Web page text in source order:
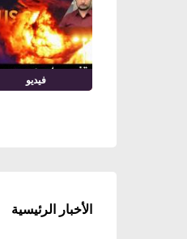
فيديو
الأخبار الرئيسية